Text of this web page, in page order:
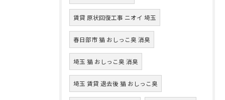
賃貸 原状回復工事 ニオイ 埼玉
春日部市 猫 おしっこ臭 消臭
埼玉 猫 おしっこ臭 消臭
埼玉 賃貸 退去後 猫 おしっこ臭